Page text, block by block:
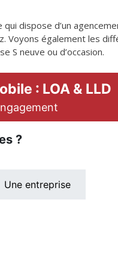
dispose d’un
également les
S neuve ou d’occasion.